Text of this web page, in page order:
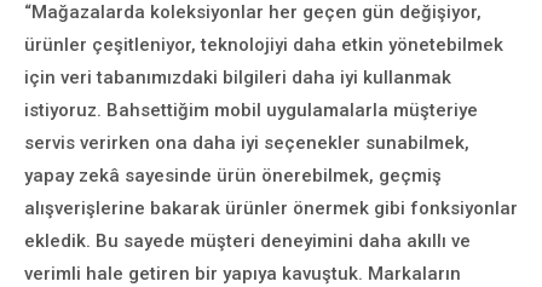
“Mağazalarda koleksiyonlar her geçen gün değişiyor,
ürünler çeşitleniyor, teknolojiyi daha etkin yönetebilmek
için veri tabanımızdaki bilgileri daha iyi kullanmak
istiyoruz. Bahsettiğim mobil uygulamalarla müşteriye
servis verirken ona daha iyi seçenekler sunabilmek,
yapay zekâ sayesinde ürün önerebilmek, geçmiş
alışverişlerine bakarak ürünler önermek gibi fonksiyonlar
ekledik. Bu sayede müşteri deneyimini daha akıllı ve
verimli hale getiren bir yapıya kavuştuk. Markaların